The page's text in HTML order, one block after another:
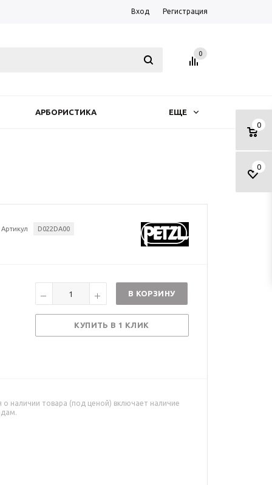
Вход Регистрация
0
0
0
АРБОРИСТИКА ЕЩЕ
Артикул D022DA00
В КОРЗИНУ
КУПИТЬ В 1 КЛИК
наличии товара (под ценой) включает наличие